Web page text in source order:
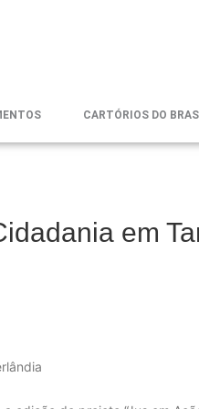
CARTÓRIOS DO
em